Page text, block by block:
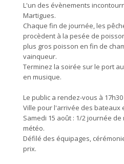
L'un des évènements
Martigues.
Chaque fin de journée, les
procèdent à la pesée de
plus gros poisson en fin de
vainqueur.
Terminez la soirée sur le port
en musique.
Le public a rendez-vous à
Ville pour l'arrivée des bateaux
Samedi 15 août : 1/2 journée
météo.
Défilé des équipages,
prix.